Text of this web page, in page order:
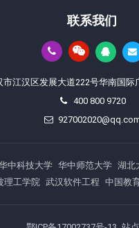
联系我们
市江汉区发展大道222号华南国际
400 800 9720
中科技大学 华中师范大学 湖北
理工学院 武汉软件工程 中国教